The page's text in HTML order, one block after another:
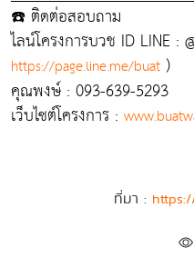
☎️ ติดต่อสอบถาม
ไลน์โครงการบวช ID LINE :
https://page.line.me/buat )
คุณพงษ์ : 093-639-5293
เว็บไซต์โครงการ :
ที่มา :